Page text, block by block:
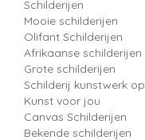
Schilderijen
Mooie schilderijen
Olifant Schilderijen
Afrikaanse schilderijen
Grote schilderijen
Schilderij kunstwerk
Kunst voor jou
Canvas Schilderijen
Bekende schilderijen